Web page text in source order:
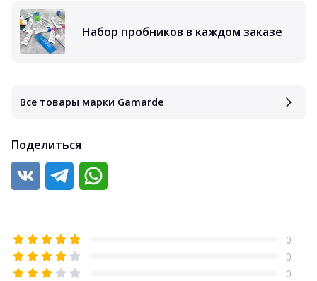
Набор пробников в каждом заказе
Все товары марки Gamarde
Поделиться
0
0
0